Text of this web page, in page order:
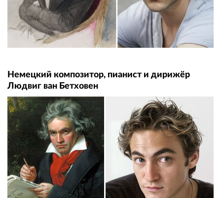
Немецкий композитор, пианист и дирижёр
Людвиг ван Бетховен